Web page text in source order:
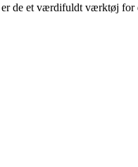
de et værdifuldt værktøj for